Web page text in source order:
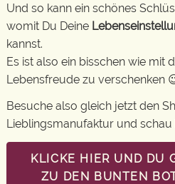
Und so kann ein schönes
womit Du Deine
kannst.
Es ist also ein bisschen wie mit
Lebensfreude zu verschenken
Besuche also gleich jetzt den
Lieblingsmanufaktur und schau
KLICKE HIER UND DU
ZU DEN BUNTEN